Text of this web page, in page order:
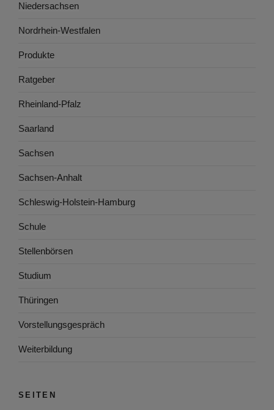
Niedersachsen
Nordrhein-Westfalen
Produkte
Ratgeber
Rheinland-Pfalz
Saarland
Sachsen
Sachsen-Anhalt
Schleswig-Holstein-Hamburg
Schule
Stellenbörsen
Studium
Thüringen
Vorstellungsgespräch
Weiterbildung
SEITEN